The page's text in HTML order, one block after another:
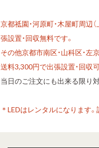
京都祗園・河原町・木屋町周辺
張設置・回収無料です。
その他京都市南区・山科区・左
送料3,300円で出張設置・回収
当日のご注文にも出来る限り
＊LEDはレンタルになります